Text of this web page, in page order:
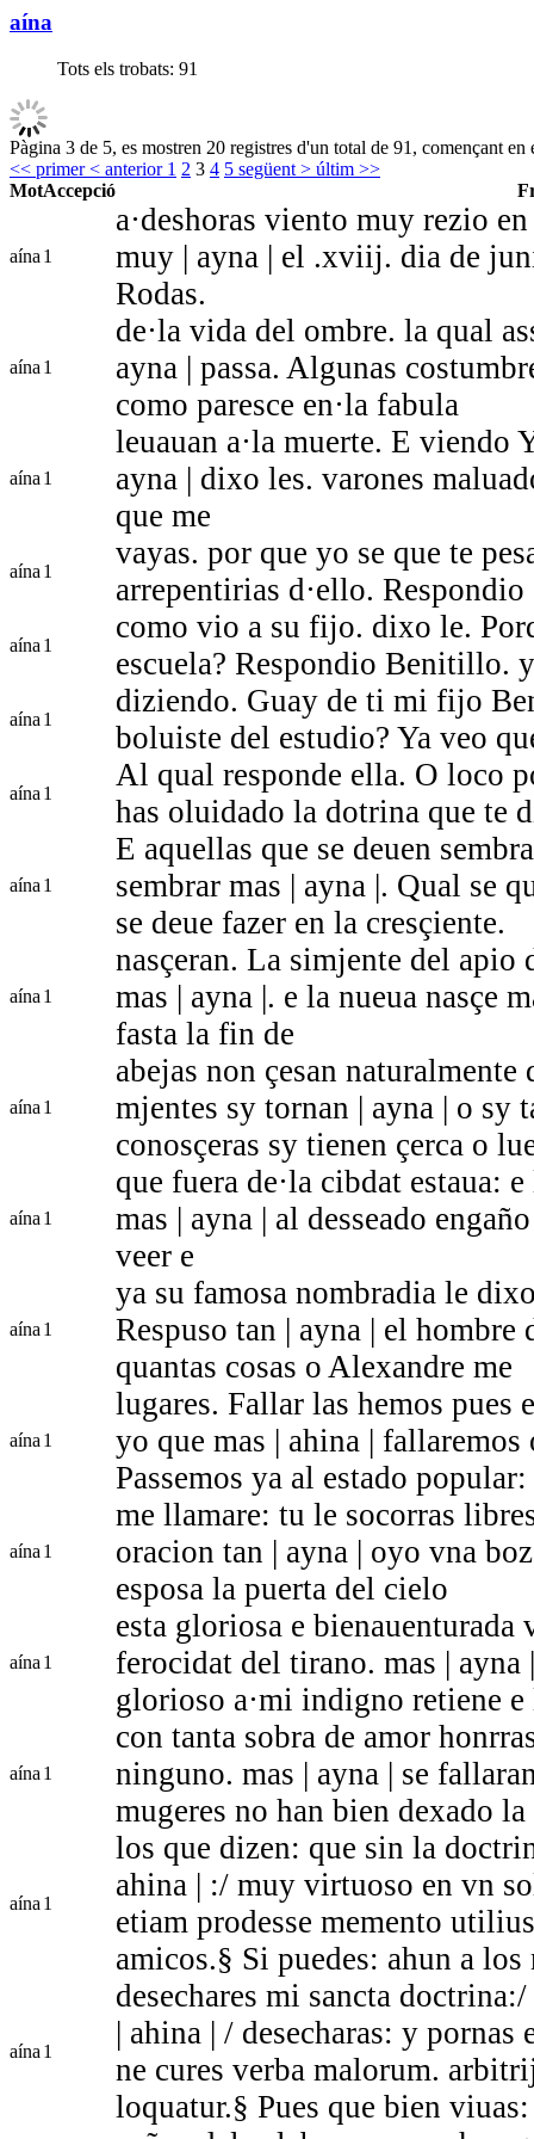
aína
Tots els trobats: 91
Pàgina 3 de 5, es mostren 20 registres d'un total de 91, començant
<< primer< anterior 1 2 3 4 5 següent > últim >>
MotAccepció
aína 1
a·deshoras viento muy rezio
muy | ayna | el .xviij. dia de
Rodas.
aína 1
de·la vida del ombre. la qual
ayna | passa. Algunas
como paresce en·la fabula
aína 1
leuauan a·la muerte. E viendo
ayna | dixo les. varones
que me
aína 1
vayas. por que yo se que te
arrepentirias d·ello.
aína 1
como vio a su fijo. dixo le.
escuela? Respondio Benitillo.
aína 1
diziendo. Guay de ti mi fijo
boluiste del estudio? Ya veo
aína 1
Al qual responde ella. O loco
has oluidado la dotrina que te
aína 1
E aquellas que se deuen
sembrar mas | ayna |. Qual se
se deue fazer en la cresçiente.
aína 1
nasçeran. La simjente del apio
mas | ayna |. e la nueua nasçe
fasta la fin de
aína 1
abejas non çesan naturalmente
mjentes sy tornan | ayna | o sy
conosçeras sy tienen çerca o
aína 1
que fuera de·la cibdat estaua:
mas | ayna | al desseado
veer e
aína 1
ya su famosa nombradia le
Respuso tan | ayna | el
quantas cosas o Alexandre me
aína 1
lugares. Fallar las hemos pues
yo que mas | ahina | fallaremos
Passemos ya al estado
aína 1
me llamare: tu le socorras
oracion tan | ayna | oyo vna
esposa la puerta del cielo
aína 1
esta gloriosa e bienauenturada
ferocidat del tirano. mas |
glorioso a·mi indigno retiene e
aína 1
con tanta sobra de amor
ninguno. mas | ayna | se
mugeres no han bien dexado la
aína 1
los que dizen: que sin la
ahina | :/ muy virtuoso en vn
etiam prodesse memento
amicos.§ Si puedes: ahun a los
aína 1
desechares mi sancta
| ahina | / desecharas: y
ne cures verba malorum.
loquatur.§ Pues que bien